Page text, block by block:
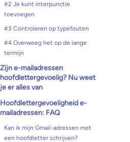
#2 Je kunt interpunctie
toevoegen
#3 Controleren op typefouten
#4 Overweeg het op de lange
termijn
Zijn e-mailadressen
hoofdlettergevoelig? Nu weet
je er alles van
Hoofdlettergevoeligheid e-
mailadressen: FAQ
Kan ik mijn Gmail-adressen met
een hoofdletter schrijven?